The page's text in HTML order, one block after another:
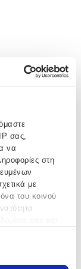
σας,
να
στη
με
του κοινού